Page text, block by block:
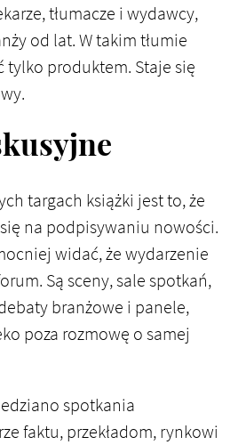
tłumacze i wydawcy,
od lat. W takim tłumie
tylko produktem. Staje się
targach książki jest to, że
na podpisywaniu nowości.
widać, że wydarzenie
Są sceny, sale spotkań,
branżowe i panele,
poza rozmowę o samej
spotkania
faktu, przekładom, rynkowi